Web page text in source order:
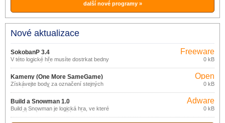
další nové programy »
Nové aktualizace
SokobanP 3.4
V této logické hře musíte dostrkat bedny
na označená místa.
Freeware
0 kB
Kameny (One More SameGame)
1.2
Získávejte body za označení stejných
hracích kamenů.
Open
source
(gpl)
0 kB
Build a Snowman 1.0
Build a Snowman je logická hra, ve které
je vaším cílem spojit 2 části těla
sněhuláka.
Adware
0 kB